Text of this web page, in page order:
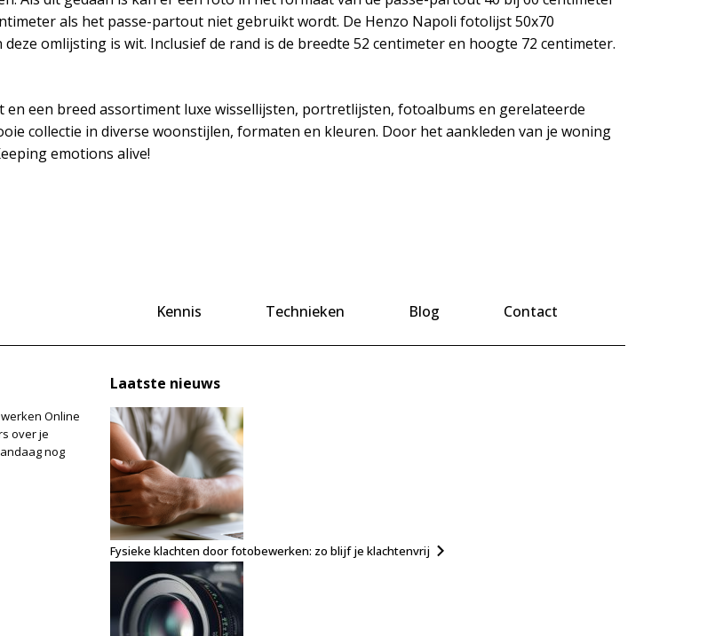
als het passe-partout niet gebruikt wordt. De Henzo Napoli fotolijst 50x70
omlijsting is wit. Inclusief de rand is de breedte 52 centimeter en hoogte 72 centimeter.
en een breed assortiment luxe wissellijsten, portretlijsten, fotoalbums en gerelateerde
collectie in diverse woonstijlen, formaten en kleuren. Door het aankleden van je woning
emotions alive!
Kennis Technieken Blog Contact
Online
over je
nog
Laatste nieuws
Fysieke klachten door fotobewerken: zo blijf je klachtenvrij